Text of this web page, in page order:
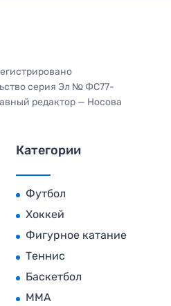
серия Эл № ФС77-
редактор — Носова
Категории
Футбол
Хоккей
Фигурное катание
Теннис
Баскетбол
MMA